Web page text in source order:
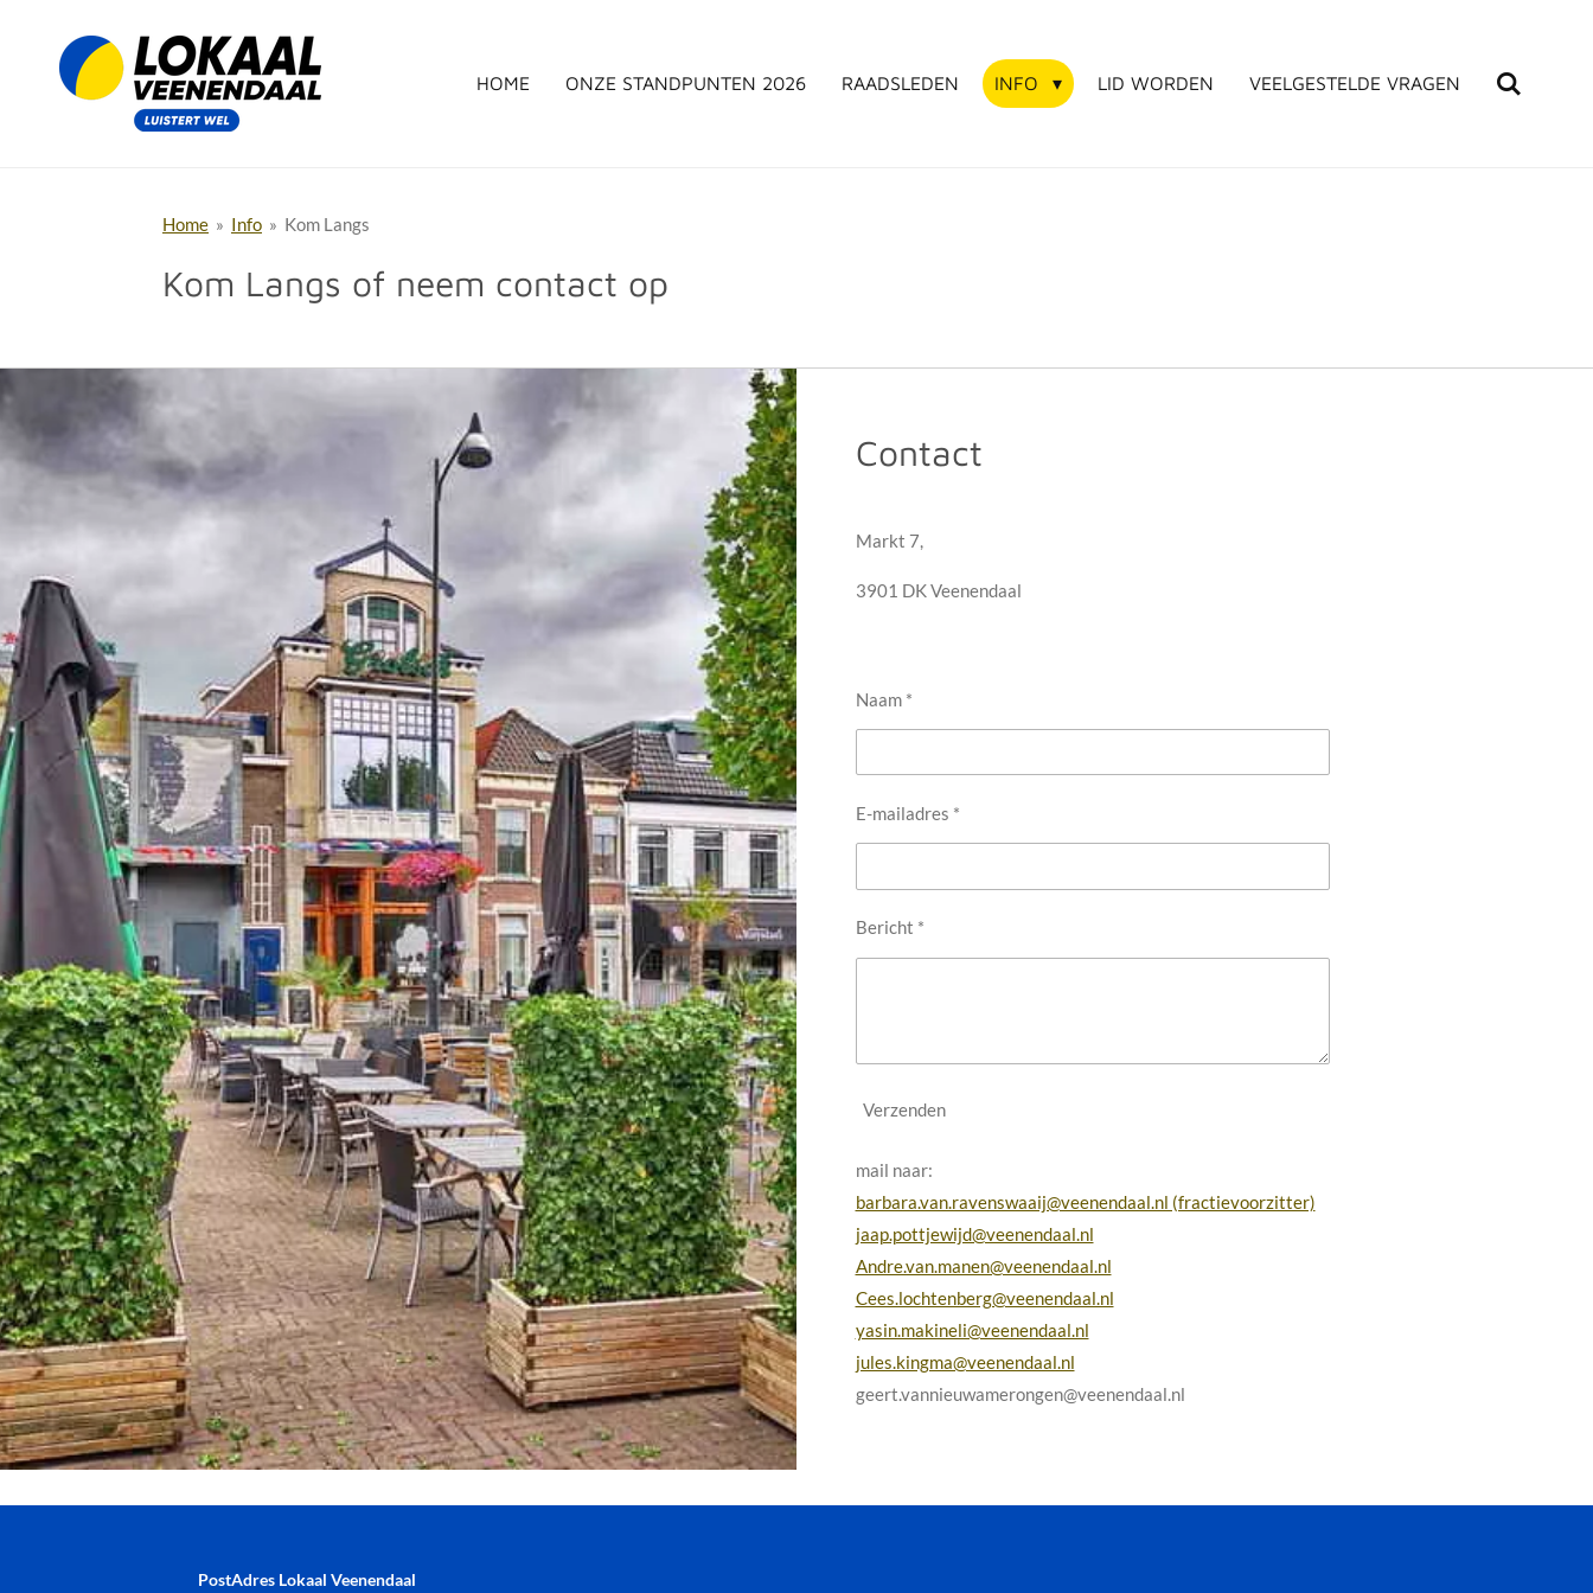
HOME ONZE STANDPUNTEN 2026 RAADSLEDEN INFO LID WORDEN VEELGESTELDE VRAGEN
Home » Info » Kom Langs
Kom Langs of neem contact op
Contact
Markt 7,
3901 DK Veenendaal
Naam *
E-mailadres *
Bericht *
Verzenden
mail naar:
barbara.van.ravenswaaij@veenendaal.nl (fractievoorzitter)
jaap.pottjewijd@veenendaal.nl
Andre.van.manen@veenendaal.nl
Cees.lochtenberg@veenendaal.nl
yasin.makineli@veenendaal.nl
jules.kingma@veenendaal.nl
geert.vannieuwamerongen@veenendaal.nl
PostAdres Lokaal Veenendaal